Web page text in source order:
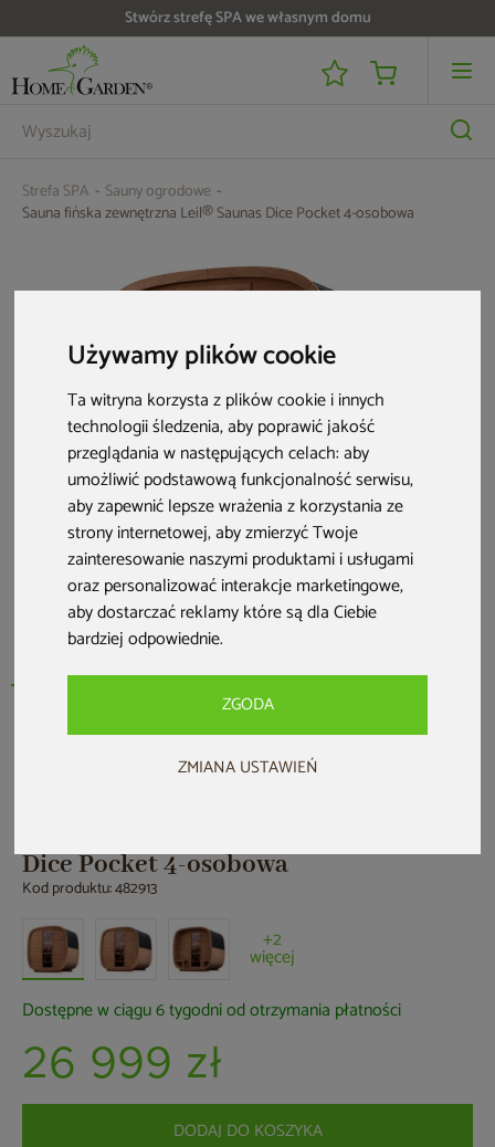
Używamy plików cookie
Ta witryna korzysta z plików cookie i innych
technologii śledzenia, aby poprawić jakość
przeglądania w następujących celach:aby
umożliwić podstawową funkcjonalność serwisu,
aby zapewnić lepsze wrażenia z korzystania ze
strony internetowej,aby zmierzyć Twoje
zainteresowanie naszymi produktami i usługami
oraz personalizować interakcje marketingowe,
aby dostarczać reklamy które są dla Ciebie
bardziej odpowiednie.
ZGODA
ZMIANA USTAWIEŃ
Do 25 000 zł zwrotu na kartę i raty RRSO 0%
Strefa SPA
Sauny ogrodowe
Sauna fińska zewnętrzna Leil® Saunas Dice Pocket 4-osobowa
Dice Pocket 4-osobowa
Kod produktu: 482913
+2
więcej
Dostępne w ciągu 6 tygodni od otrzymania płatności
26 999 zł
DODAJ DO KOSZYKA